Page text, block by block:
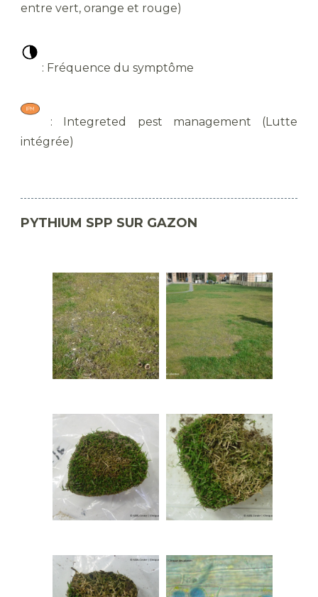
entre vert, orange et rouge)
​ : Fréquence du symptôme
​ : Integreted pest management (Lutte
intégrée)
PYTHIUM SPP SUR GAZON